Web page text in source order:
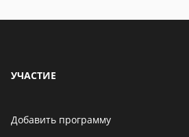
УЧАСТИЕ
Добавить программу